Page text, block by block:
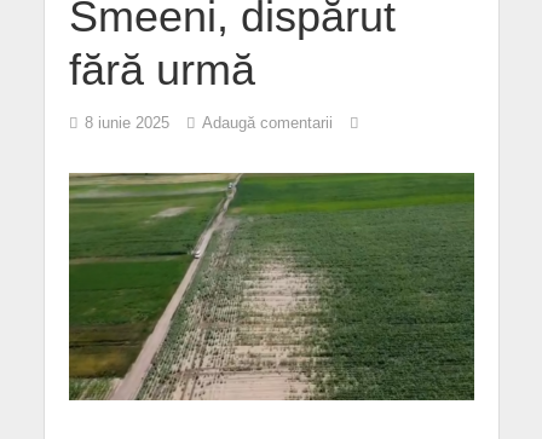
Smeeni, dispărut
fără urmă
8 iunie 2025 Adaugă comentarii